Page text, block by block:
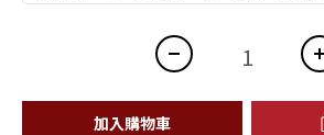
加入購物車